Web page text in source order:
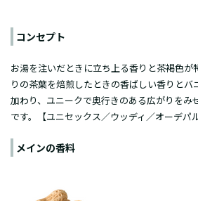
コンセプト
お湯を注いだときに立ち上る香りと茶褐色が
りの茶葉を焙煎したときの香ばしい香りと
加わり、ユニークで奥行きのある広がりをみ
です。【ユニセックス／ウッディ／オーデパ
メインの香料